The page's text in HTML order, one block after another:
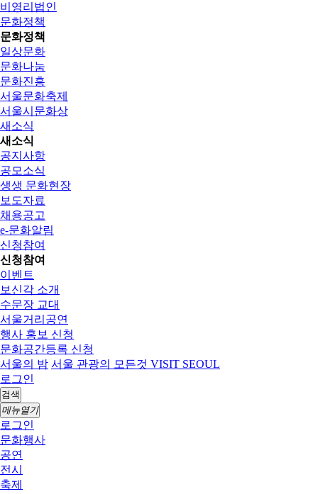
비영리법인
문화정책
문화정책
일상문화
문화나눔
문화진흥
서울문화축제
서울시문화상
새소식
새소식
공지사항
공모소식
생생 문화현장
보도자료
채용공고
e-문화알림
신청참여
신청참여
이벤트
보신각 소개
수문장 교대
서울거리공연
행사 홍보 신청
문화공간등록 신청
서울의 밤 서울 관광의 모든것 VISIT SEOUL
로그인
검색
메뉴열기
로그인
문화행사
공연
전시
축제